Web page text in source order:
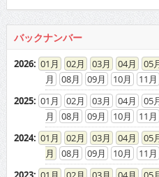
バックナンバー
2026: 01 02 03 04 05
08
09 10 11
2025: 01 02 03 04 05
08
09 10 11
2024: 01 02 03 04 05
08
09 10 11